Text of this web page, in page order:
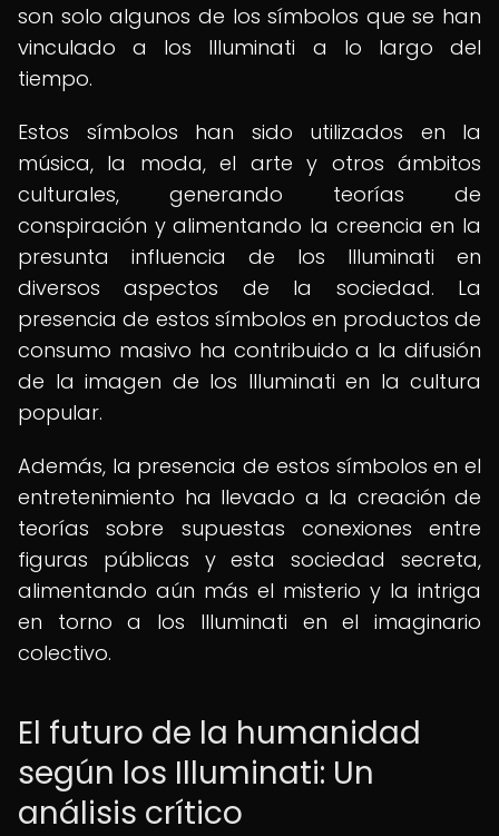
son solo algunos de los símbolos que se han
vinculado a los Illuminati a lo largo del
tiempo.
Estos símbolos han sido utilizados en la
música, la moda, el arte y otros ámbitos
culturales, generando teorías de
conspiración y alimentando la creencia en la
presunta influencia de los Illuminati en
diversos aspectos de la sociedad. La
presencia de estos símbolos en productos de
consumo masivo ha contribuido a la difusión
de la imagen de los Illuminati en la cultura
popular.
Además, la presencia de estos símbolos en el
entretenimiento ha llevado a la creación de
teorías sobre supuestas conexiones entre
figuras públicas y esta sociedad secreta,
alimentando aún más el misterio y la intriga
en torno a los Illuminati en el imaginario
colectivo.
El futuro de la humanidad
según los Illuminati: Un
análisis crítico